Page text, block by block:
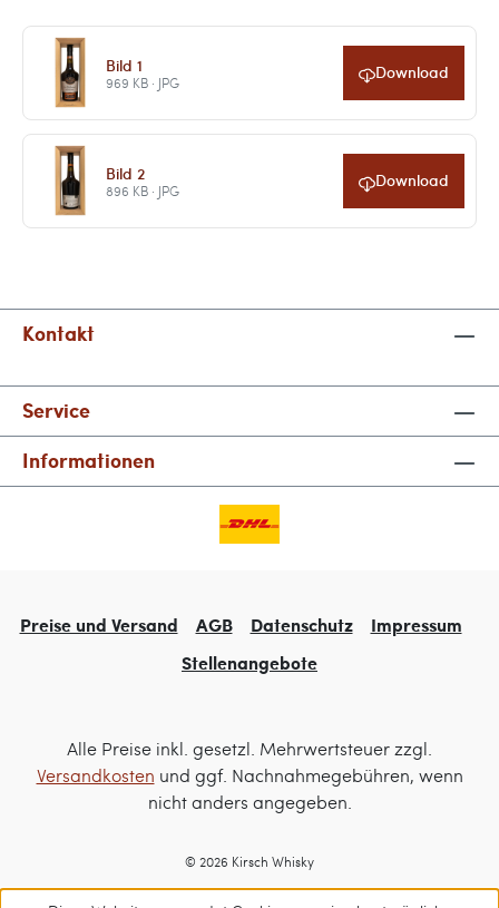
Bild 1
969 KB · JPG Download
Bild 2
896 KB · JPG Download
Kontakt
Service
Informationen
Preise und Versand AGB Datenschutz
Impressum
Stellenangebote
Alle Preise inkl. gesetzl. Mehrwertsteuer zzgl.
Versandkosten und ggf. Nachnahmegebühren, wenn
nicht anders angegeben.
© 2026 Kirsch Whisky